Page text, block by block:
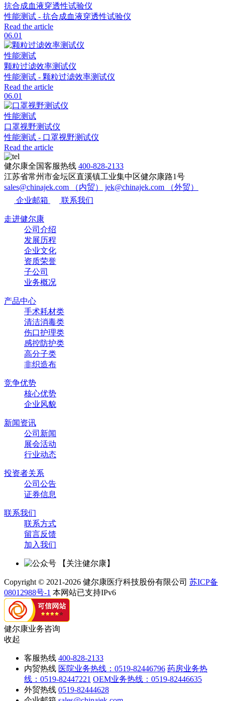
抗合成血液穿透性试验仪
性能测试 - 抗合成血液穿透性试验仪
Read the article
06.01
性能测试
颗粒过滤效率测试仪
性能测试 - 颗粒过滤效率测试仪
Read the article
06.01
性能测试
口罩视野测试仪
性能测试 - 口罩视野测试仪
Read the article
健尔康全国客服热线 400-828-2133
江苏省常州市金坛区直溪镇工业集中区健尔康路1号
sales@chinajek.com （内贸）
jek@chinajek.com （外贸）
企业邮箱
联系我们
走进健尔康
公司介绍
发展历程
企业文化
资质荣誉
子公司
业务概况
产品中心
手术耗材类
清洁消毒类
伤口护理类
感控防护类
高分子类
非织造布
竞争优势
核心优势
企业风貌
新闻资讯
公司新闻
展会活动
行业动态
投资者关系
公司公告
证券信息
联系我们
联系方式
留言反馈
加入我们
【关注健尔康】
Copyright © 2021-2026 健尔康医疗科技股份有限公司 苏ICP备
08012988号-1 本网站已支持IPv6
健尔康业务咨询
收起
客服热线 400-828-2133
内贸热线 医院业务热线：0519-82446796 药房业务热
线：0519-82447221 OEM业务热线：0519-82446635
外贸热线 0519-82444628